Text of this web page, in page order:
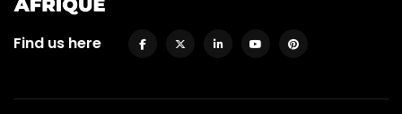
Find us here